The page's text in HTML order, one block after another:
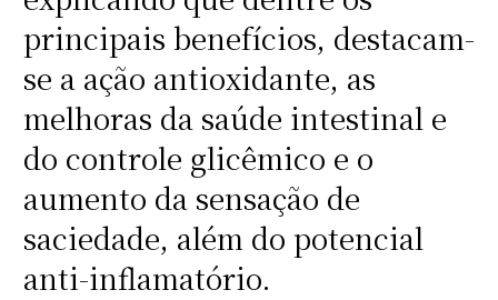
principais benefícios, destacam-
se a ação antioxidante, as
melhoras da saúde intestinal e
do controle glicêmico e o
aumento da sensação de
saciedade, além do potencial
anti-inflamatório.